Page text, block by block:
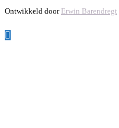
Ontwikkeld door Erwin Barendregt